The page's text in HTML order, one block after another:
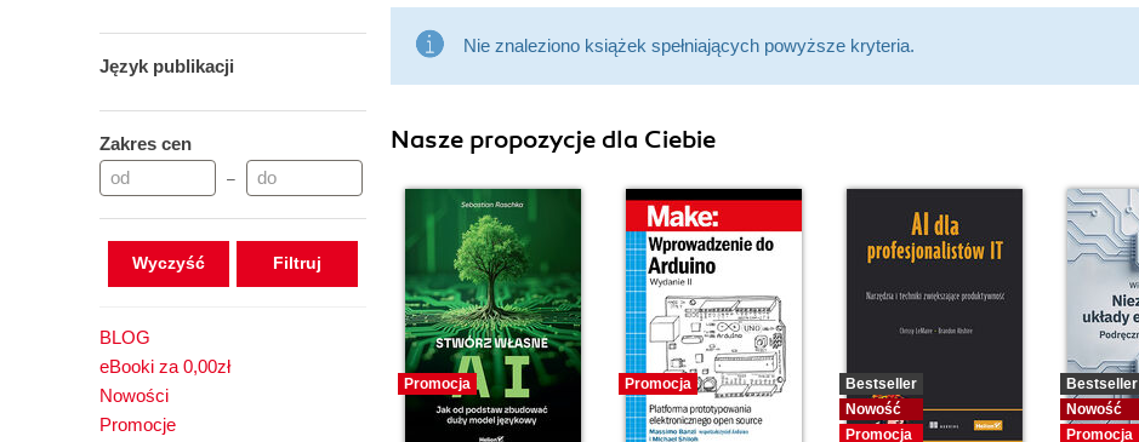
Język publikacji
Zakres cen
–
Wyczyść
BLOG
eBooki za 0,00zł
Nowości
Promocje
Nie znaleziono książek spełniających powyższe kryteria.
Nasze propozycje dla Ciebie
Promocja Promocja
Bestseller
Nowość
Promocja
Bestseller
Nowość
Promocja